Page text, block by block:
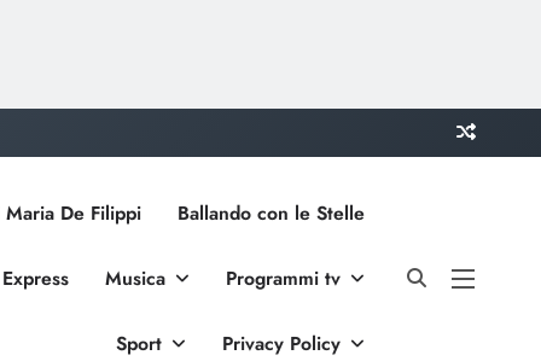
De Filippi Ballando con le Stelle
Musica Programmi tv
Sport Privacy Policy